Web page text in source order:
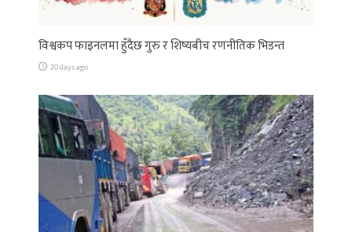
विश्वकप फाइनलमा हुँदैछ गुरु र शिष्यबीच रणनीतिक भिडन्त
20 days ago